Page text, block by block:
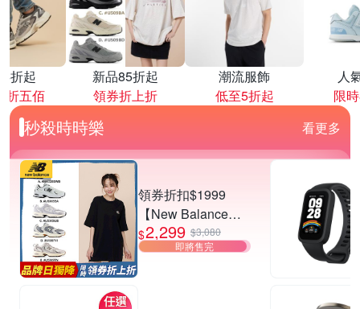
折起
折五佰
新品85折起
領券折上折
潮流服飾
低至5折起
人
限
秒殺時時樂 看更多
領券折扣$1999
【New Balance】
530系列復古鞋_中
性_5款任選
$2,299 $3,080
即將售完